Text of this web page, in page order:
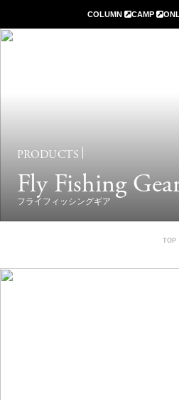
COLUMN CAMP
PRODUCTS
Fly Fishing
フライフィッシングギア
TOP